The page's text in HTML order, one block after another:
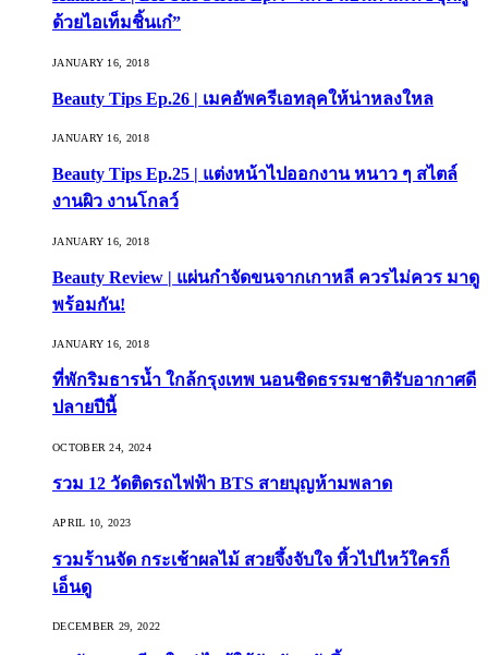
ด้วยไอเท็มชิ้นเก๋”
JANUARY 16, 2018
Beauty Tips Ep.26 | เมคอัพครีเอทลุคให้น่าหลงใหล
JANUARY 16, 2018
Beauty Tips Ep.25 | แต่งหน้าไปออกงาน หนาว ๆ สไตล์
งานผิว งานโกลว์
JANUARY 16, 2018
Beauty Review | แผ่นกำจัดขนจากเกาหลี ควรไม่ควร มาดู
พร้อมกัน!
JANUARY 16, 2018
ที่พักริมธารน้ำ ใกล้กรุงเทพ นอนชิดธรรมชาติรับอากาศดี
ปลายปีนี้
OCTOBER 24, 2024
รวม 12 วัดติดรถไฟฟ้า BTS สายบุญห้ามพลาด
APRIL 10, 2023
รวมร้านจัด กระเช้าผลไม้ สวยจึ้งจับใจ หิ้วไปไหว้ใครก็
เอ็นดู
DECEMBER 29, 2022